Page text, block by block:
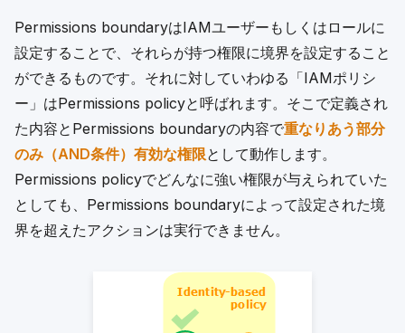
Permissions boundaryはIAMユーザーもしくはロールに
設定することで、それらが持つ権限に境界を設定すること
ができるものです。それに対していわゆる「IAMポリシ
ー」はPermissions policyと呼ばれます。そこで定義され
た内容とPermissions boundaryの内容で重なりあう部分
のみ（AND条件）有効な権限として動作します。
Permissions policyでどんなに強い権限が与えられていた
としても、Permissions boundaryによって設定された境
界を超えたアクションは実行できません。